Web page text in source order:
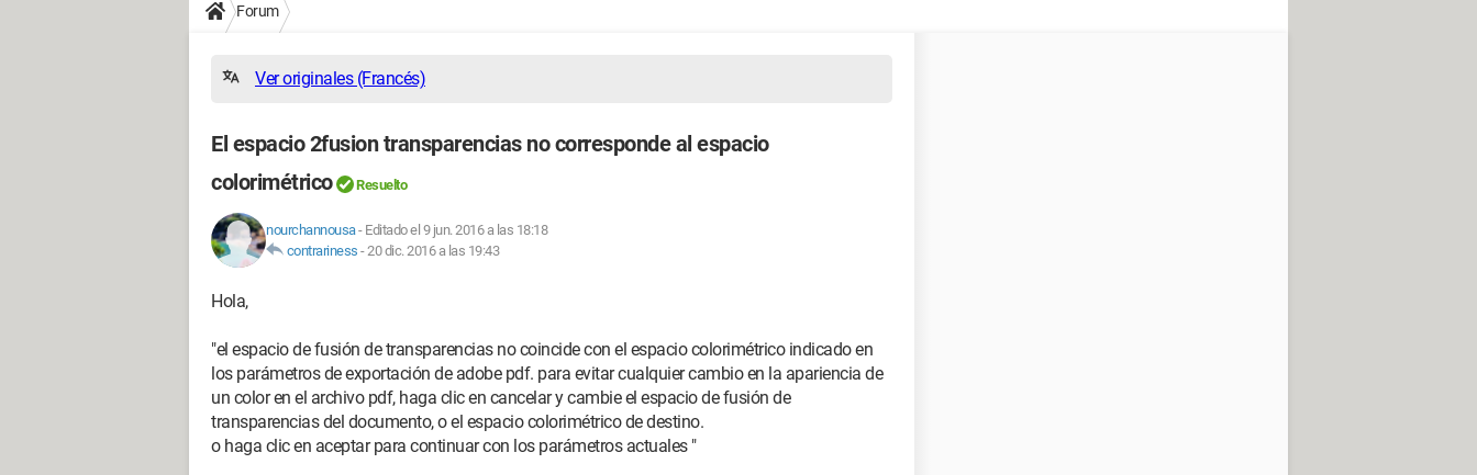
Forum
Ver originales (Francés)
El espacio 2fusion transparencias no corresponde al espacio
colorimétrico
Resuelto
nourchannousa- Editado el 9 jun. 2016 a las 18:18
contrariness -20 dic. 2016 a las 19:43
Hola,
"el espacio de fusión de transparencias no coincide con el espacio colorimétrico indicado en
los parámetros de exportación de adobe pdf. para evitar cualquier cambio en la apariencia de
un color en el archivo pdf, haga clic en cancelar y cambie el espacio de fusión de
transparencias del documento, o el espacio colorimétrico de destino.
o haga clic en aceptar para continuar con los parámetros actuales "